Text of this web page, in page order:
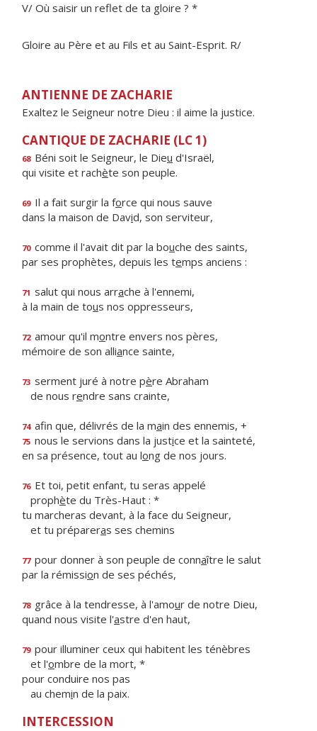
V/ Où saisir un reflet de ta gloire ? *
Gloire au Père et au Fils et au Saint-Esprit. R/
ANTIENNE DE ZACHARIE
Exaltez le Seigneur notre Dieu : il aime la justice.
CANTIQUE DE ZACHARIE (LC 1)
68 Béni soit le Seigneur, le Dieu d'Israël,
qui visite et rachète son peuple.
69 Il a fait surgir la force qui nous sauve
dans la maison de David, son serviteur,
70 comme il l'avait dit par la bouche des saints,
par ses prophètes, depuis les temps anciens :
71 salut qui nous arrache à l'ennemi,
à la main de tous nos oppresseurs,
72 amour qu'il montre envers nos pères,
mémoire de son alliance sainte,
73 serment juré à notre père Abraham
de nous rendre sans crainte,
74 afin que, délivrés de la main des ennemis, +
75 nous le servions dans la justice et la sainteté,
en sa présence, tout au long de nos jours.
76 Et toi, petit enfant, tu seras appelé
prophète du Très-Haut : *
tu marcheras devant, à la face du Seigneur,
et tu prépareras ses chemins
77 pour donner à son peuple de connaître le salut
par la rémission de ses péchés,
78 grâce à la tendresse, à l'amour de notre Dieu,
quand nous visite l'astre d'en haut,
79 pour illuminer ceux qui habitent les ténèbres
et l'ombre de la mort, *
pour conduire nos pas
au chemin de la paix.
INTERCESSION